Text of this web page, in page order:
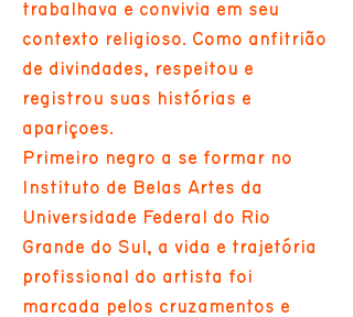
trabalhava e convivia em seu
contexto religioso. Como anfitrião
de divindades, respeitou e
registrou suas histórias e
aparições.
Primeiro negro a se formar no
Instituto de Belas Artes da
Universidade Federal do Rio
Grande do Sul, a vida e trajetória
profissional do artista foi
marcada pelos cruzamentos e